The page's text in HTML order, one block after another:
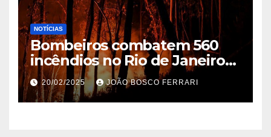
NOTÍCIAS
Bombeiros combatem 560
incêndios no Rio de Janeiro
em 2025
20/02/2025 JOÃO BOSCO FERRARI